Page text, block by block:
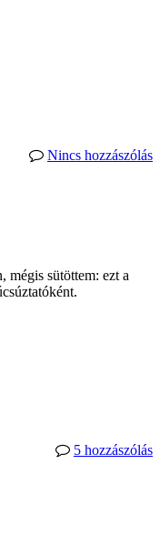
Nincs hozzászólás
mégis sütöttem: ezt a
5 hozzászólás